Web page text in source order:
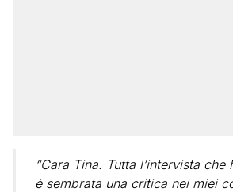
“Cara Tina. Tutta l’intervista
è sembrata una critica nei miei